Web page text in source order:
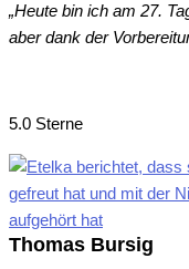
„Heute bin ich am 27.
aber dank der
5.0 Sterne
Thomas Bursig